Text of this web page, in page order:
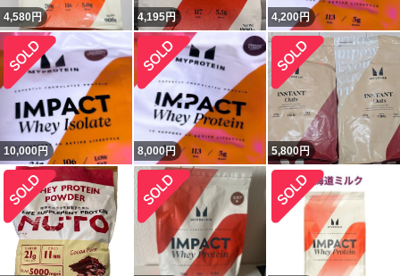
4,580円 4,195円 4,200円
10,000円 8,000円 5,800円